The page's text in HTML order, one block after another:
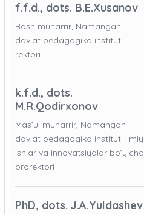
f.f.d., dots. B.E.Xusanov
Bosh muharrir, Namangan
davlat pedagogika instituti
rektori
k.f.d., dots.
M.R.Qodirxonov
Mas’ul muharrir, Namangan
davlat pedagogika instituti Ilmiy
ishlar va innovatsiyalar bo’yicha
prorektori
PhD, dots. J.A.Yuldashev